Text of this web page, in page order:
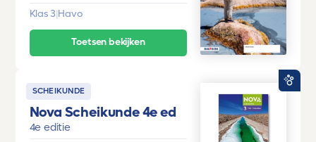
Klas 3|Havo
Toetsen bekijken
SCHEIKUNDE
Nova Scheikunde 4e ed
4e editie